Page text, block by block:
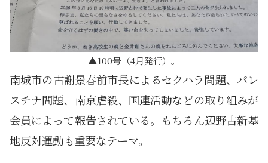
100号（4月発行）。
南城市の古謝景春前市長によるセクハラ問題、パレ
スチナ問題、南京虐殺、国連活動などの取り組みが
会員によって報告されている。もちろん辺野古新基
地反対運動も重要なテーマ。